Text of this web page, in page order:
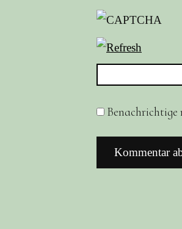
Benachrichtige